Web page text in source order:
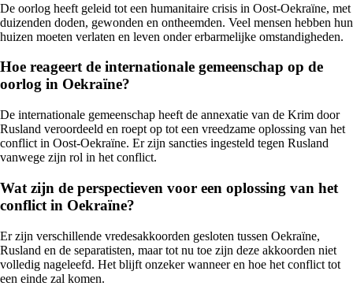
De oorlog heeft geleid tot een humanitaire crisis in Oost-Oekraïne, met
duizenden doden, gewonden en ontheemden. Veel mensen hebben hun
huizen moeten verlaten en leven onder erbarmelijke omstandigheden.
Hoe reageert de internationale gemeenschap op de
oorlog in Oekraïne?
De internationale gemeenschap heeft de annexatie van de Krim door
Rusland veroordeeld en roept op tot een vreedzame oplossing van het
conflict in Oost-Oekraïne. Er zijn sancties ingesteld tegen Rusland
vanwege zijn rol in het conflict.
Wat zijn de perspectieven voor een oplossing van het
conflict in Oekraïne?
Er zijn verschillende vredesakkoorden gesloten tussen Oekraïne,
Rusland en de separatisten, maar tot nu toe zijn deze akkoorden niet
volledig nageleefd. Het blijft onzeker wanneer en hoe het conflict tot
een einde zal komen.